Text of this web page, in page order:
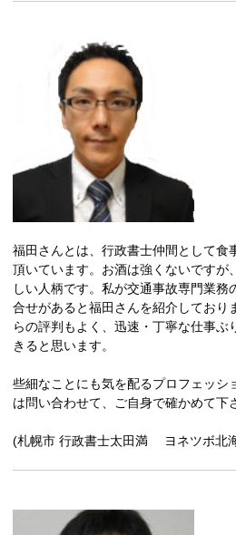
福田さんとは、行政書士仲間として食
頂いています。お酒は強くないですが
しい人柄です。私が交通事故専門業務
合せがあると福田さんを紹介しており
らの評判もよく、迅速・丁寧な仕事ぶ
きると思います。
些細なことにも気を配るプロフェッシ
は問い合わせて、ご自身で確かめて下
(札幌市 行政書士太田満 ヨネツボ北